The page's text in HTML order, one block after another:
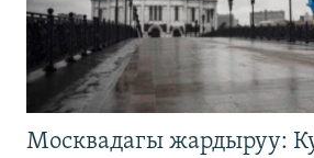
Москвадагы жардыруу: